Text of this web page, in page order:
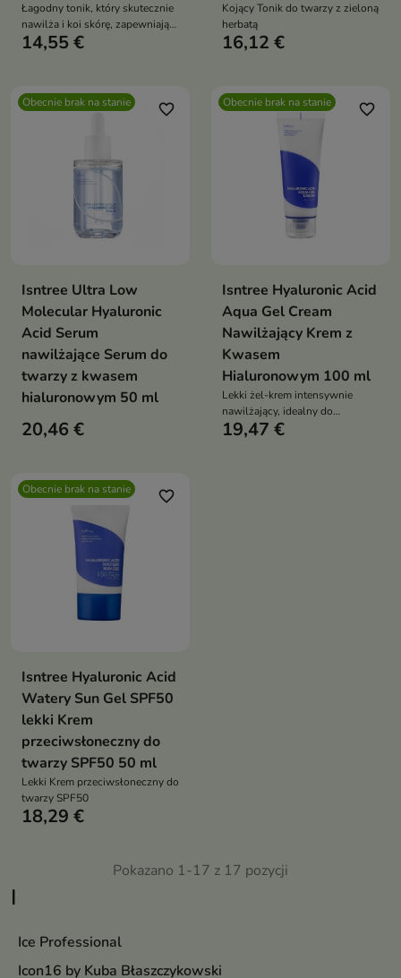
I
Ice Professional
Icon16 by Kuba Błaszczykowski
Łagodny tonik, który skutecznie
nawilża i koi skórę, zapewniając
jej odświeżenie i komfort
14,55 €
Kojący Tonik do twarzy z zieloną
herbatą
16,12 €
Obecnie brak na stanie favorite_border
Isntree Ultra Low
Molecular Hyaluronic
Acid Serum
nawilżające Serum do
twarzy z kwasem
hialuronowym 50 ml
20,46 €
Obecnie brak na stanie favorite_border
Isntree Hyaluronic Acid
Aqua Gel Cream
Nawilżający Krem z
Kwasem
Hialuronowym 100 ml
Lekki żel-krem intensywnie
nawilżający, idealny do
codziennej pielęgnacji każdego
19,47 €
Obecnie brak na stanie favorite_border
Isntree Hyaluronic Acid
Watery Sun Gel SPF50
lekki Krem
przeciwsłoneczny do
twarzy SPF50 50 ml
Lekki Krem przeciwsłoneczny do
twarzy SPF50
18,29 €
Pokazano 1-17 z 17 pozycji